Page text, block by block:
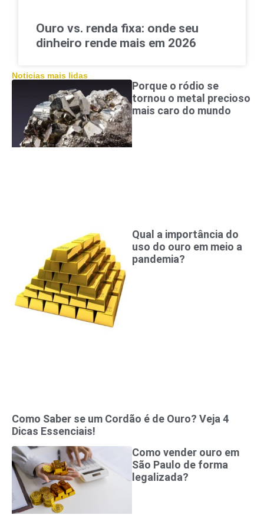
Ouro vs. renda fixa: onde seu
dinheiro rende mais em 2026
Noticias mais lidas
Porque o ródio se
tornou o metal precioso
mais caro do mundo
Qual a importância do
uso do ouro em meio a
pandemia?
Como Saber se um Cordão é de Ouro? Veja 4
Dicas Essenciais!
Como vender ouro em
São Paulo de forma
legalizada?